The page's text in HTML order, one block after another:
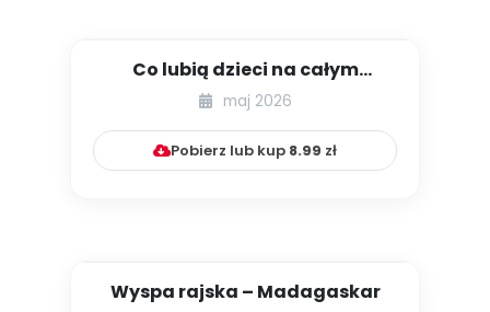
Co lubią dzieci na całym
świecie?
maj 2026
Pobierz lub kup 8.99 zł
Wyspa rajska – Madagaskar